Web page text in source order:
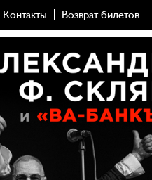
Контакты Возврат билетов